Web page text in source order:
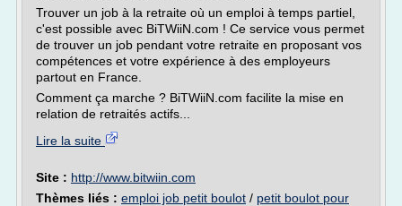
Trouver un job à la retraite où un emploi à temps partiel,
c'est possible avec BiTWiiN.com ! Ce service vous permet
de trouver un job pendant votre retraite en proposant vos
compétences et votre expérience à des employeurs
partout en France.
Comment ça marche ? BiTWiiN.com facilite la mise en
relation de retraités actifs...
Lire la suite
Site : http://www.bitwiin.com
Thèmes liés : emploi job petit boulot / petit boulot pour